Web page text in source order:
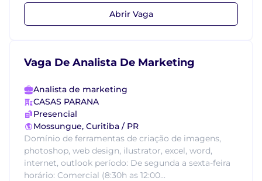
Abrir Vaga
Vaga De Analista De Marketing
Analista de marketing
CASAS PARANA
Presencial
Mossungue, Curitiba / PR
Domínio de ferramentas de criação de imagens,
photoshop, web design, ilustrator, excel, word,
internet, outlook período: De segunda a sexta-feira
horário: Comercial (8:30h as 12:00...